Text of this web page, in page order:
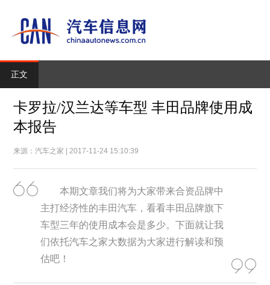
正文
卡罗拉/汉兰达等车型 丰田品牌使用成
本报告
来源：汽车之家 | 2017-11-24 15:10:39
本期文章我们将为大家带来合资品牌中
主打经济性的丰田汽车，看看丰田品牌旗下
车型三年的使用成本会是多少。下面就让我
们依托汽车之家大数据为大家进行解读和预
估吧！